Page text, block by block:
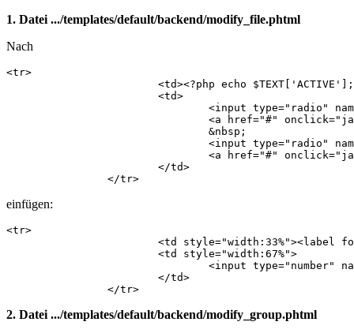
1. Datei .../templates/default/backend/modify_file.phtml
Nach
<tr>
    		</tr>
einfügen:
<tr>
            	</tr>
2. Datei .../templates/default/backend/modify_group.phtml